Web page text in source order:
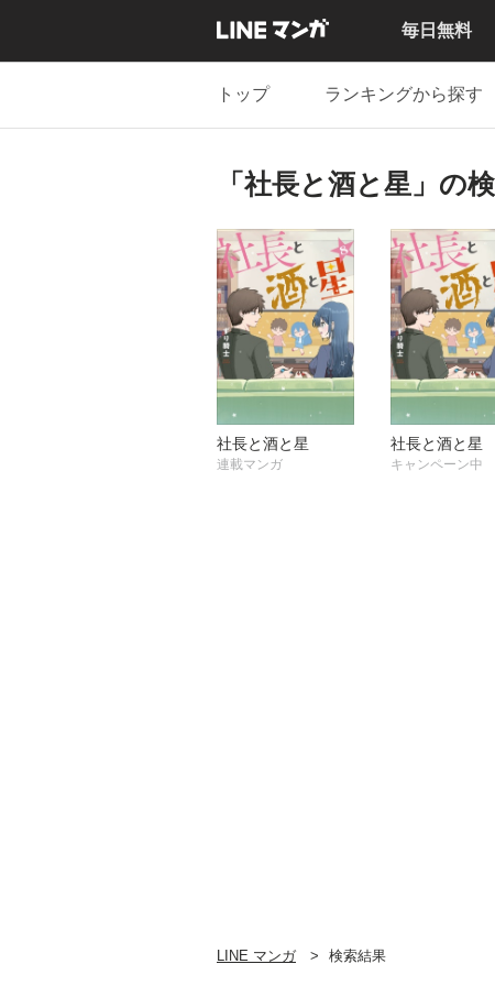
毎日無料
トップ ランキングから探す
「社長と酒と星」の
社長と酒と星
連載マンガ
社長と酒と星
キャンペーン中
LINE マンガ 検索結果